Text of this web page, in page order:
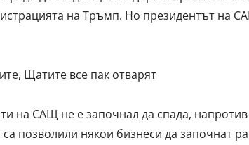
на Тръмп. Но президентът на
Щатите все пак отварят
на САЩ не е започнал да спада,
позволили някои бизнеси да започнат